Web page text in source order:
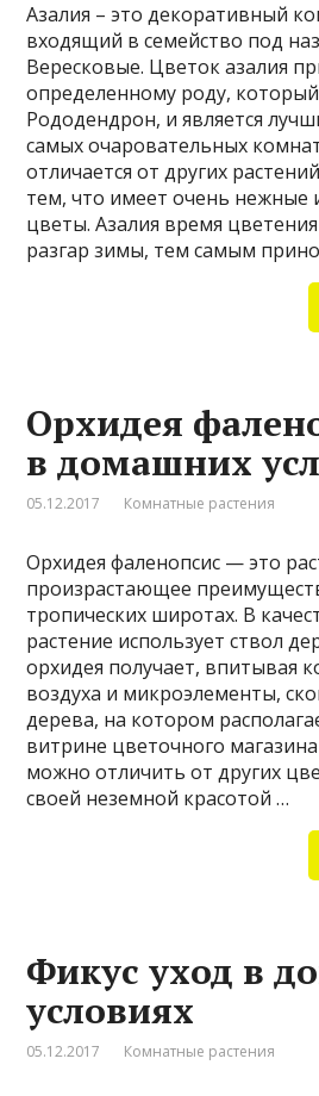
Азалия – это декоративный
входящий в семейство под
Вересковые. Цветок азалия
определенному роду,
Рододендрон, и является
самых очаровательных
отличается от других
тем, что имеет очень нежные
цветы. Азалия время
разгар зимы, тем самым
Орхидея
в домашних
05.12.2017 Комнатные растения
Орхидея фаленопсис — это
произрастающее
тропических широтах. В
растение использует ствол
орхидея получает, впитывая
воздуха и микроэлементы,
дерева, на котором
витрине цветочного
можно отличить от других
своей неземной красотой …
Фикус уход в
условиях
05.12.2017 Комнатные растения